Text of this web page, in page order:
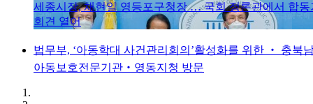
세종시장, 채현일 영등포구청장 … 국회 정론관에서 합동
회견 열어
법무부, ‘아동학대 사건관리회의’활성화를 위한 ‧ 충북
아동보호전문기관‧영동지청 방문